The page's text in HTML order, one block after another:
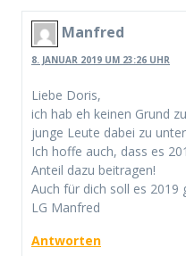
Manfred
8. JANUAR 2019 UM 23:26 UHR
Liebe Doris,
ich hab eh keinen Grund
junge Leute dabei zu
Ich hoffe auch, dass es
Anteil dazu beitragen!
Auch für dich soll es 2019
LG Manfred
Antworten